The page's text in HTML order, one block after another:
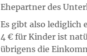
Ehepartner des
Es gibt also lediglich
4 € für Kinder ist
übrigens die